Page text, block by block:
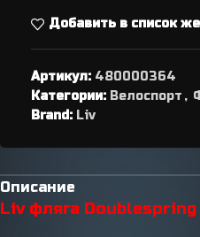
Добавить в список
Артикул: 480000364
Категории: Велоспорт ,
Brand: Liv
Описание
Liv фляга Doublespring